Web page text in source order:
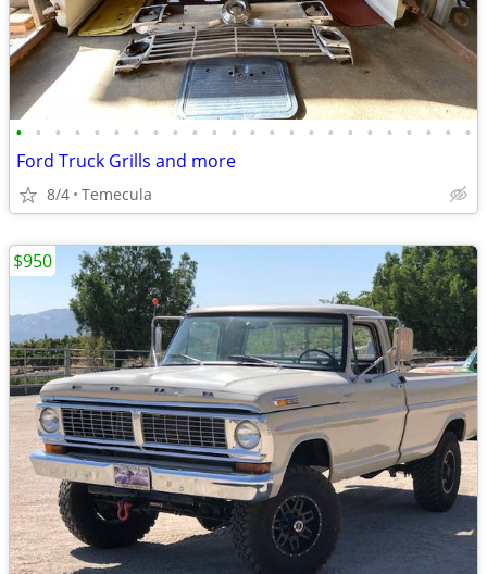
• • • • • • • • • • • • • • • • • • • • • • • •
Ford Truck Grills and more
8/4 Temecula
$950